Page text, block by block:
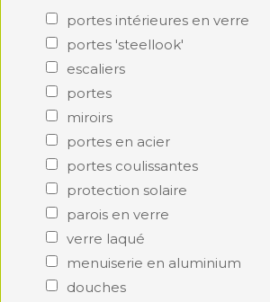
portes intérieures en verre
portes 'steellook'
escaliers
portes
miroirs
portes en acier
portes coulissantes
protection solaire
parois en verre
verre laqué
menuiserie en aluminium
douches